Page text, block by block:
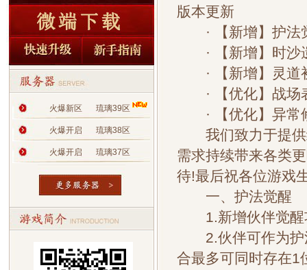
火爆新区 琉璃39区
火爆开启 琉璃38区
火爆开启 琉璃37区
版本更新
· 【新增】护法
· 【新增】时沙
· 【新增】灵道
· 【优化】战场
· 【优化】异常
我们致力于提供
需求持续带来各类
待!最后祝各位游戏
一、护法觉醒
1.新增伙伴觉醒
2.伙伴可作为护
合最多可同时存在1